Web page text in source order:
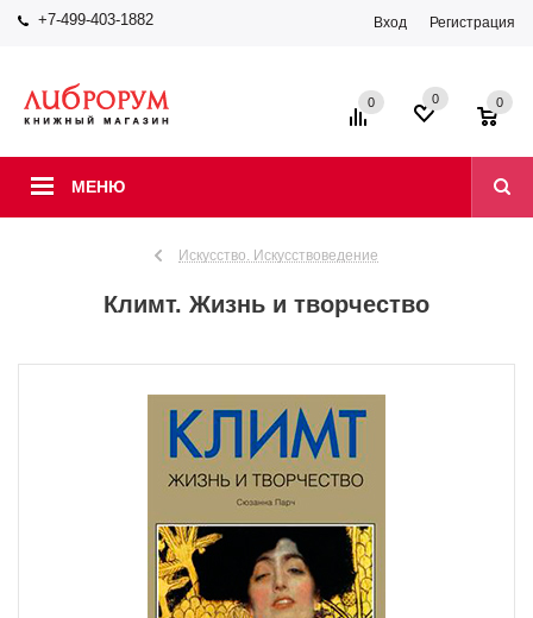
+7-499-403-1882 Вход Регистрация
МЕНЮ
0 0 0
Искусство. Искусствоведение
Климт. Жизнь и творчество